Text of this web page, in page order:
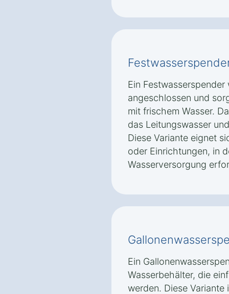
Ein
angeschlossen und
mit frischem Wasser.
das Leitungswasser
Diese Variante eignet
oder Einrichtungen, in
Wasserversorgung
Ein
Wasserbehälter, die
werden. Diese